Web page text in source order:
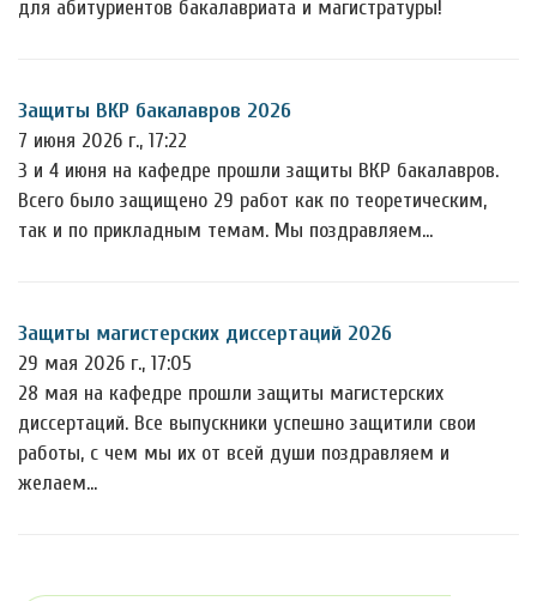
для абитуриентов бакалавриата и магистратуры!
Защиты ВКР бакалавров 2026
7 июня 2026 г., 17:22
3 и 4 июня на кафедре прошли защиты ВКР бакалавров.
Всего было защищено 29 работ как по теоретическим,
так и по прикладным темам. Мы поздравляем…
Защиты магистерских диссертаций 2026
29 мая 2026 г., 17:05
28 мая на кафедре прошли защиты магистерских
диссертаций. Все выпускники успешно защитили свои
работы, с чем мы их от всей души поздравляем и
желаем…